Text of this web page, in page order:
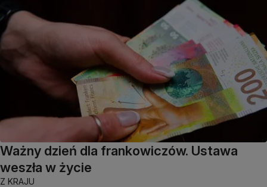
Ważny dzień dla frankowiczów. Ustawa
weszła w życie
Z KRAJU